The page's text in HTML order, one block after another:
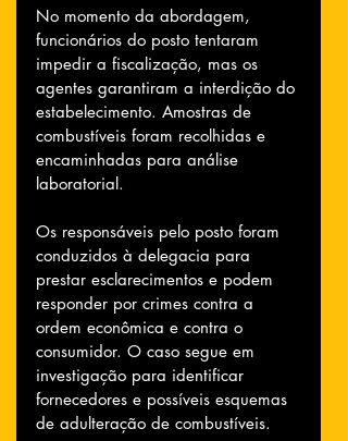
No momento da abordagem,
funcionários do posto tentaram
impedir a fiscalização, mas os
agentes garantiram a interdição do
estabelecimento. Amostras de
combustíveis foram recolhidas e
encaminhadas para análise
laboratorial.
Os responsáveis pelo posto foram
conduzidos à delegacia para
prestar esclarecimentos e podem
responder por crimes contra a
ordem econômica e contra o
consumidor. O caso segue em
investigação para identificar
fornecedores e possíveis esquemas
de adulteração de combustíveis.